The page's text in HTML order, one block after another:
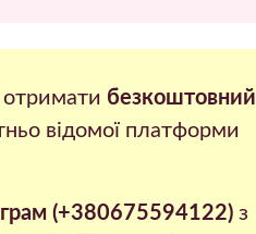
безкоштовний
відомої платформи
(+380675594122) з